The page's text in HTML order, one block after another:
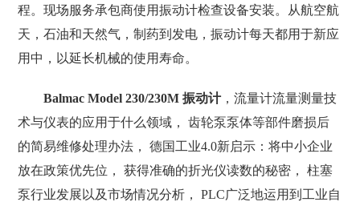
程。现场服务承包商使用振动计检查设备安装。从航空航
天，石油和天然气，制药到发电，振动计每天都用于新应
用中，以延长机械的使用寿命。
Balmac Model 230/230M 振动计，流量计流量测量技
术与仪表的应用于什么领域， 齿轮泵泵体等部件磨损后
的简易维修处理办法， 德国工业4.0新启示：将中小企业
放在政策优先位， 获得准确的折光仪读数的秘密， 柱塞
泵行业发展以及市场情况分析， PLC广泛地运用到工业自